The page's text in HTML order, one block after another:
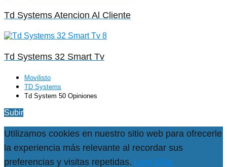
Td Systems Atencion Al Cliente
Td Systems 32 Smart Tv
Movilisto
TD Systems
Td System 50 Opiniones
Subir
Utilizamos cookies en nuestro sitio web para ofrecerle
la experiencia más relevante al recordar sus
preferencias y visitas repetidas. Leer Más